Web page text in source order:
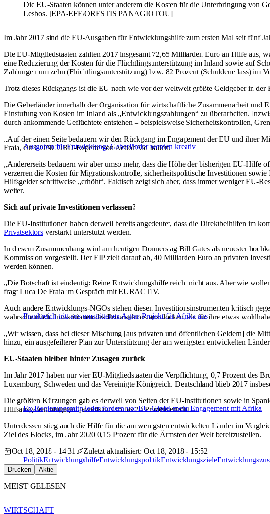
Die EU-Staaten können unter anderem die Kosten für die Unterbringung von
Lesbos. [EPA-EFE/ORESTIS PANAGIOTOU]
Im Jahr 2017 sind die EU-Ausgaben für Entwicklungshilfe zum ersten Mal seit fünf
Die EU-Mitgliedstaaten zahlten 2017 insgesamt 72,65 Milliarden Euro an Hilfe aus,
eine Reduzierung der Kosten für die Flüchtlingsunterstützung im Inland sowie auf
Zahlungen um zehn (Flüchtlingsunterstützung) bzw. 82 Prozent (Schuldenerlass) im
Trotz dieses Rückgangs ist die EU nach wie vor der weltweit größte Geldgeber in der
Die Geberländer innerhalb der Organisation für wirtschaftliche Zusammenarbeit
Einstufung von Kosten im Inland als „Entwicklungszahlungen“ zu überarbeiten.
durch ankommende Geflüchtete entstehen – beispielsweise Sicherheitskontrollen,
Ausgaben für Entwicklung: Geberländer werden kreativ
„Auf der einen Seite bedauern wir den Rückgang im Engagement der EU und ihrer
Fraia, ein CONCORD-Experte von ActionAid Italien.
„Andererseits bedauern wir aber umso mehr, dass die Höhe der bisherigen EU-Hilfe
verzerren die Kosten für Migrationskontrolle, sicherheitspolitische Investitionen
Hilfsgelder schrittweise „erhöht“. Faktisch zeigt sich aber, dass immer weniger EU-
weiter.
Sich auf private Investitionen verlassen?
Die EU-Institutionen haben derweil bereits angedeutet, dass die Direktbeihilfen im
Privatsektors verstärkt unterstützt werden.
In diesem Zusammenhang wird am heutigen Donnerstag Bill Gates als neuester
Kommission vorgestellt. Der EIP zielt darauf ab, 40 Milliarden Euro an privaten
werden können.
„Die Botschaft ist eindeutig: Reine Entwicklungshilfe reicht nicht aus. Aber wie
fragt Luca De Fraia im Gespräch mit EURACTIV.
Frankreich tritt aus umstrittenen Agrar-Projekt für Afrika aus
Auch andere Entwicklungs-NGOs stehen diesen Investitionsinstrumenten kritisch
wahrscheinlich, Investitionen des Privatsektors anzulocken, als für ihre etwas
„Wir wissen, dass bei dieser Mischung [aus privaten und öffentlichen Geldern] die
hinzu, ein ausgefeilterer Plan zur Unterstützung der am wenigsten entwickelten
EU-Staaten bleiben hinter Zusagen zurück
Im Jahr 2017 haben nur vier EU-Mitgliedstaaten die Verpflichtung, 0,7 Prozent des
Luxemburg, Schweden und das Vereinigte Königreich. Deutschland blieb 2017
Ex-Regierungsmitglieder fordern vor EU-Gipfel mehr Engagement mit Afrika
Die größten Kürzungen gab es derweil von Seiten der EU-Institutionen sowie in
Hilfsausgaben hingegen jeweils um 15 bis 20 Prozent erhöht.
Unterdessen stieg auch die Hilfe für die am wenigsten entwickelten Länder im
Ziel des Blocks, im Jahr 2020 0,15 Prozent für die Ärmsten der Welt bereitzustellen.
Oct 18, 2018 - 14:31
Zuletzt aktualisiert: Oct 18, 2018 - 15:52
PolitikEntwicklungshilfeEntwicklungspolitikEntwicklungsziele
Drucken Aktie
MEIST GELESEN
WIRTSCHAFT